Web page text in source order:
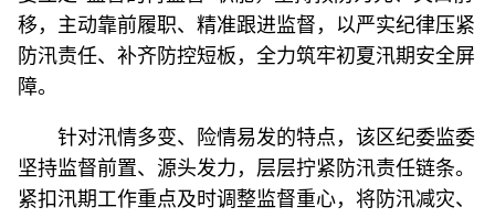
移，主动靠前履职、精准跟进监督，以严实纪律压紧
防汛责任、补齐防控短板，全力筑牢初夏汛期安全屏
障。
针对汛情多变、险情易发的特点，该区纪委监委
坚持监督前置、源头发力，层层拧紧防汛责任链条。
紧扣汛期工作重点及时调整监督重心，将防汛减灾、